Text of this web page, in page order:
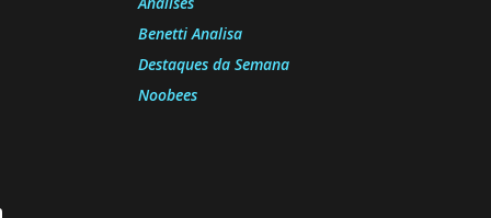
Benetti Analisa
Destaques da Semana
Noobees